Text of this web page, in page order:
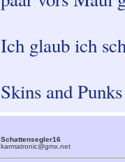
Ich glaub ich
Skins and
Schattensegler16
karmatronic@gmx.net